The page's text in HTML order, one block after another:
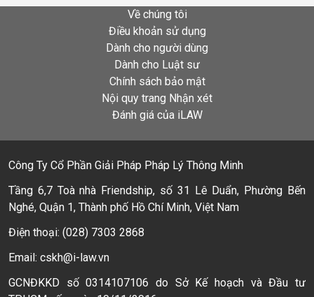
Về chúng tôi
Điều khoản sử dụng
Dành cho người dùng
Dành cho Luật sư
Chính sách bảo mật
Nội quy trang Nhận xét
Đánh giá của iLAW
Công Ty Cổ Phần Giải Pháp Pháp Lý Thông Minh
Tầng 6,7 Toà nhà Friendship, số 31 Lê Duẩn, Phường Bến
Nghé, Quận 1, Thành phố Hồ Chí Minh, Việt Nam
Điện thoại: (028) 7303 2868
Email: cskh@i-law.vn
GCNĐKKD số 0314107106 do Sở Kế hoạch và Đầu tư